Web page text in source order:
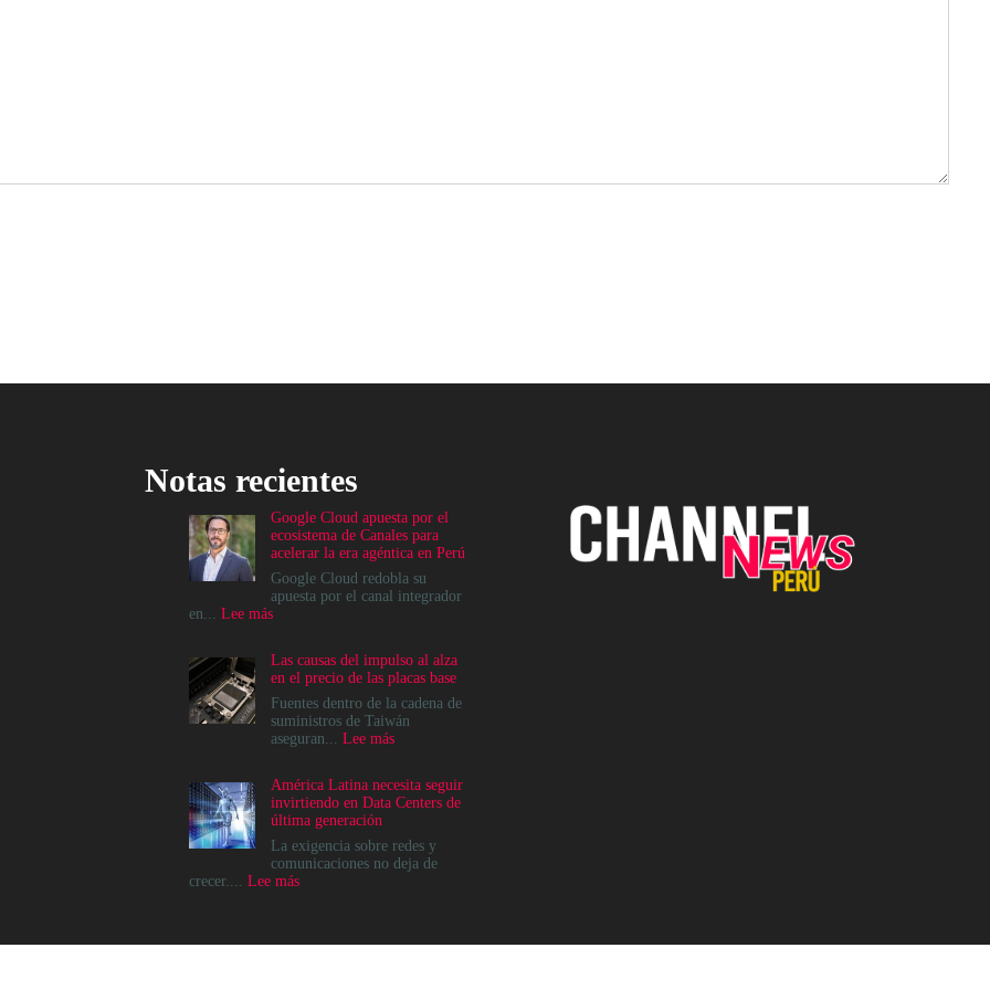
Notas recientes
Google Cloud apuesta por el
ecosistema de Canales para
acelerar la era agéntica en Perú
Google Cloud redobla su
apuesta por el canal integrador
en... Lee más:
apuesta
por
el
ecosistema
de
acelerar
la
era
agéntica
en
Perú
Las causas del impulso al alza
en el precio de las placas base
Fuentes dentro de la cadena de
suministros de Taiwán
aseguran... Lee más:
del
impulso
alza
en
placas
América Latina necesita seguir
invirtiendo en Data Centers de
última generación
La exigencia sobre redes y
comunicaciones no deja de
crecer.... Lee más: